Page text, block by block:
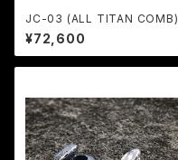
JC-03 (ALL TITAN COMB)
¥72,600